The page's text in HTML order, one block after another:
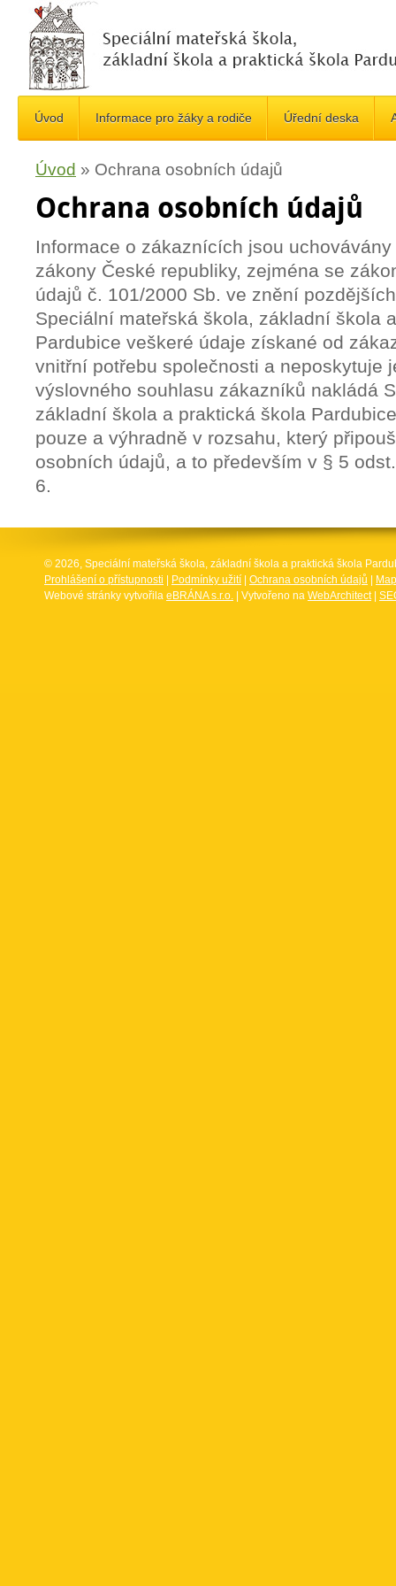
Úvod Informace pro žáky a rodiče Úřední deska
Úvod » Ochrana osobních údajů
Ochrana osobních údajů
Informace o zákaznících jsou
zákony České republiky, zejména se
údajů č. 101/2000 Sb. ve znění
Speciální mateřská škola, základní škola
Pardubice veškeré údaje získané od
vnitřní potřebu společnosti a neposkytuje
výslovného souhlasu zákazníků nakládá
základní škola a praktická škola
pouze a výhradně v rozsahu, který
osobních údajů, a to především v § 5
6.
© 2026, Speciální mateřská škola, základní škola a praktická škola
Prohlášení o přístupnosti
Podmínky užití Ochrana osobních údajů
Webové stránky vytvořila eBRÁNA s.r.o. | Vytvořeno na WebArchitect|